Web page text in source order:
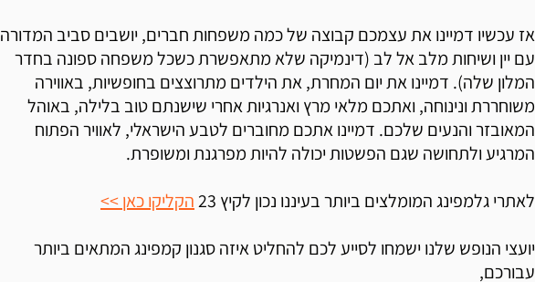
אז עכשיו דמיינו את עצמכם קבוצה של כמה משפחות חברים, יושבים סביב המדורה
עם יין ושיחות מלב אל לב (דינמיקה שלא מתאפשרת כשכל משפחה ספונה בחדר
המלון שלה). דמיינו את יום המחרת, את הילדים מתרוצצים בחופשיות, באווירה
משוחררת ונינוחה, ואתכם מלאי מרץ ואנרגיות אחרי שישנתם טוב בלילה, באוהל
המאובזר והנעים שלכם. דמיינו אתכם מחוברים לטבע הישראלי, לאוויר הפתוח
המרגיע ולתחושה שגם הפשטות יכולה להיות מפרגנת ומשופרת.
לאתרי גלמפינג המומלצים ביותר בעיננו נכון לקיץ 23
הקליקו כאן >>
יועצי הנופש שלנו ישמחו לסייע לכם להחליט איזה סגנון קמפינג המתאים ביותר
עבורכם,